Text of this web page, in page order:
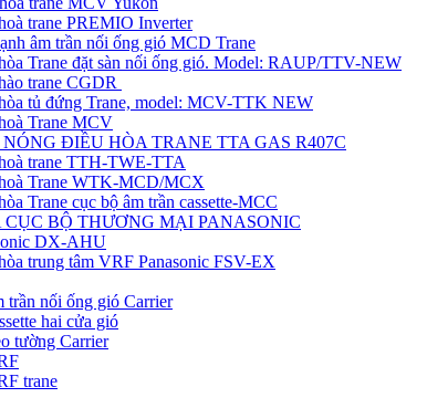
trane PREMIO Inverter
âm trần nối ống gió MCD Trane
Trane đặt sàn nối ống gió. Model: RAUP/TTV-NEW
trane CGDR
tủ đứng Trane, model: MCV-TTK NEW
Trane MCV
ĐIỀU HÒA TRANE TTA GAS R407C
trane TTH-TWE-TTA
Trane WTK-MCD/MCX
Trane cục bộ âm trần cassette-MCC
BỘ THƯƠNG MẠI PANASONIC
DX-AHU
trung tâm VRF Panasonic FSV-EX
trần nối ống gió Carrier
hai cửa gió
tường Carrier
trane